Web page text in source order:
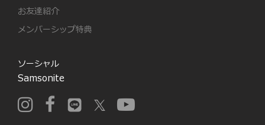
お友達紹介
メンバーシップ特典
ソーシャル
Samsonite